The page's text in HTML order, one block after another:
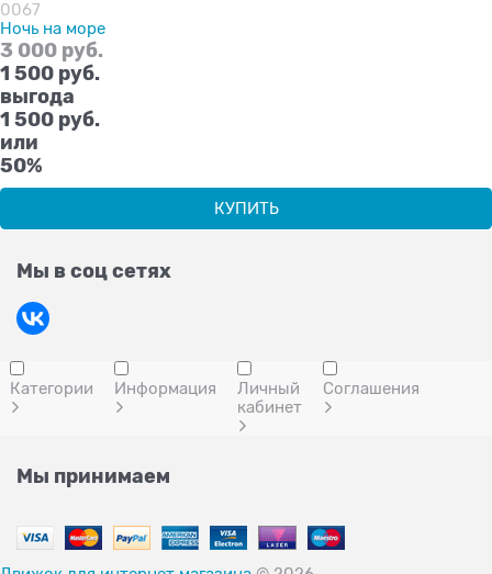
0067
Ночь на море
3 000 руб.
1 500 руб.
выгода
1 500 руб.
или
50%
КУПИТЬ
Мы в соц сетях
Категории Информация
Личный
кабинет
Соглашения
Мы принимаем